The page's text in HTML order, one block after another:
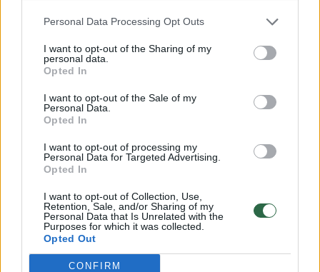
Personal Data Processing Opt Outs
I want to opt-out of the Sharing of my
personal data.
Opted In
I want to opt-out of the Sale of my
Personal Data.
Opted In
I want to opt-out of processing my
Personal Data for Targeted Advertising.
Opted In
I want to opt-out of Collection, Use,
Retention, Sale, and/or Sharing of my
Personal Data that Is Unrelated with the
Purposes for which it was collected.
Opted Out
CONFIRM
Palangos meras Šarūnas Vaitkus dalyvavo
„Rota fortuna“ verslą, kurio vienos iš
akcininkių – jų žmonos. Vilmai Vaitkuvienei ir
Ramunei Skritulskienei priklauso po 25 proc.
įmonės akcijų.
LRT tyrimų skyriaus duomenimis, dar 2021
m., kartu su įmonės akcininkais į užsienį
ieškoti Palangai tiksiančio rato, kartu vyko ir
konservatorius M. Skritulskas. Dėl vienos iš
kelionių jis praleido Seimo posėdį.